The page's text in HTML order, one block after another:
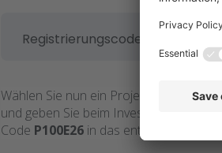
Registrierungscode: 137245
Wählen Sie nun ein Projekt Ihrer Wahl
und geben Sie beim Investitionsprozess
Code P100E26 in das entsprechende